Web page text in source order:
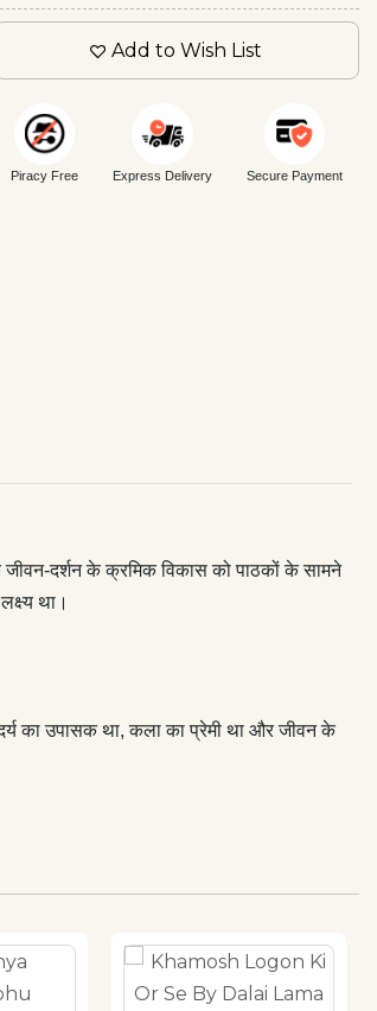
Add to Wish List
Piracy Free Express Delivery Secure Payment
दर्शन के क्रमिक विकास को पाठकों के सामने
था।
का उपासक था, कला का प्रेमी था और जीवन के